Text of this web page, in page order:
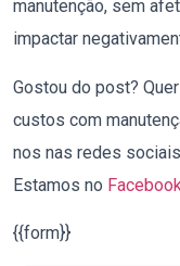
manutenção, sem
impactar
Gostou do post?
custos com
nos nas redes
Estamos no Facebook
{{form}}